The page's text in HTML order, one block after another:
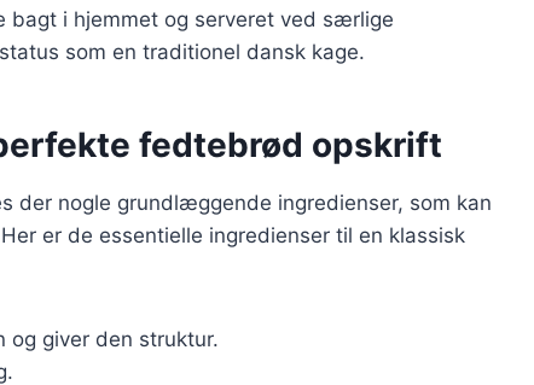
bagt i hjemmet og serveret ved særlige
som en traditionel dansk kage.
fedtebrød opskrift
nogle grundlæggende ingredienser, som kan
er de essentielle ingredienser til en klassisk
og giver den struktur.